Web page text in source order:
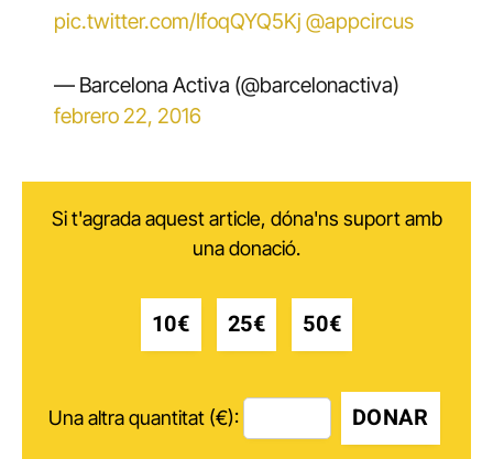
pic.twitter.com/IfoqQYQ5Kj @appcircus
— Barcelona Activa (@barcelonactiva)
febrero 22, 2016
Si t'agrada aquest article, dóna'ns suport amb
una donació.
10€ 25€ 50€
Una altra quantitat (€): DONAR